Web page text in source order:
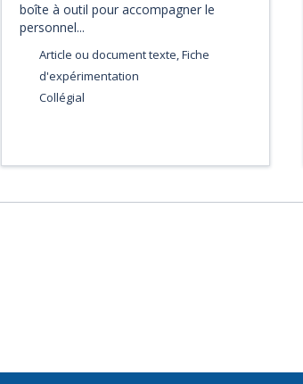
boîte à outil pour accompagner le
personnel...
Article ou document texte, Fiche
d'expérimentation
Collégial